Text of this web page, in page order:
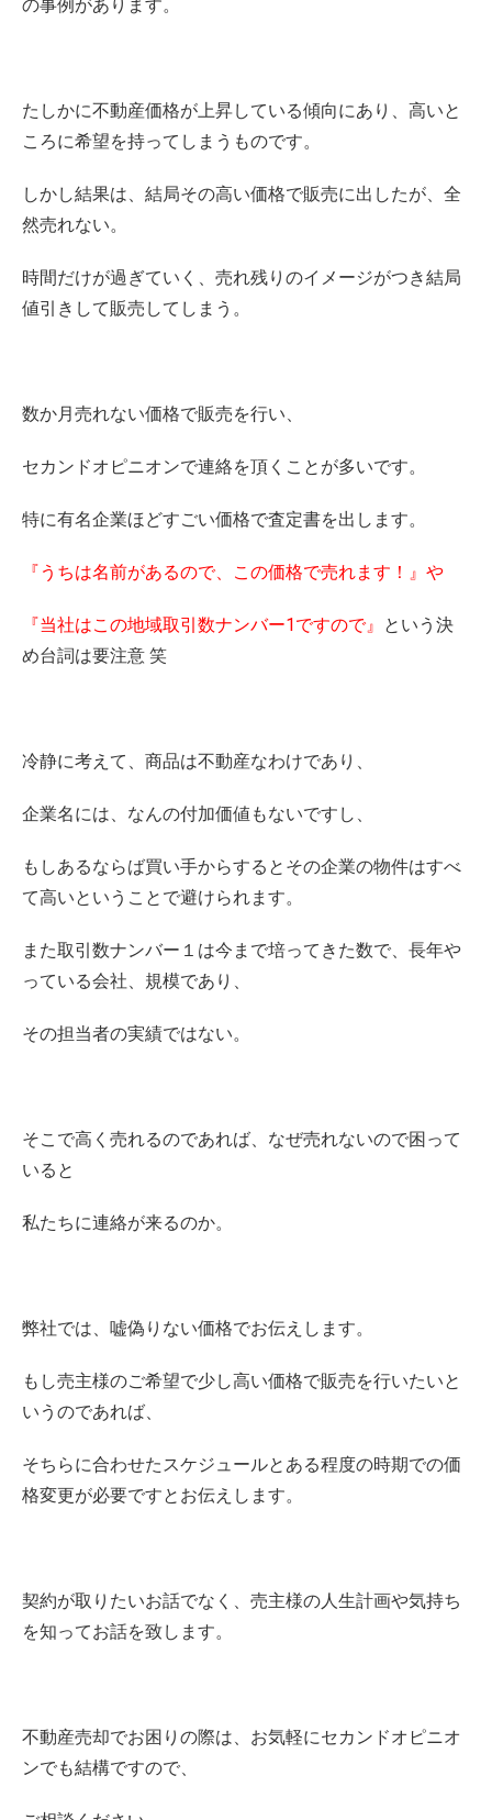
の事例があります。
たしかに不動産価格が上昇している傾向にあり、高いと
ころに希望を持ってしまうものです。
しかし結果は、結局その高い価格で販売に出したが、全
然売れない。
時間だけが過ぎていく、売れ残りのイメージがつき結局
値引きして販売してしまう。
数か月売れない価格で販売を行い、
セカンドオピニオンで連絡を頂くことが多いです。
特に有名企業ほどすごい価格で査定書を出します。
『うちは名前があるので、この価格で売れます！』や
『当社はこの地域取引数ナンバー1ですので』 という決
め台詞は要注意 笑
冷静に考えて、商品は不動産なわけであり、
企業名には、なんの付加価値もないですし、
もしあるならば買い手からするとその企業の物件はすべ
て高いということで避けられます。
また取引数ナンバー１は今まで培ってきた数で、長年や
っている会社、規模であり、
その担当者の実績ではない。
そこで高く売れるのであれば、なぜ売れないので困って
いると
私たちに連絡が来るのか。
弊社では、嘘偽りない価格でお伝えします。
もし売主様のご希望で少し高い価格で販売を行いたいと
いうのであれば、
そちらに合わせたスケジュールとある程度の時期での価
格変更が必要ですとお伝えします。
契約が取りたいお話でなく、売主様の人生計画や気持ち
を知ってお話を致します。
不動産売却でお困りの際は、お気軽にセカンドオピニオ
ンでも結構ですので、